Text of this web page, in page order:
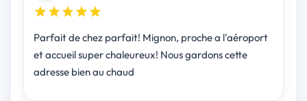
Parfait de chez parfait! Mignon, proche a l'aéroport
et accueil super chaleureux! Nous gardons cette
adresse bien au chaud